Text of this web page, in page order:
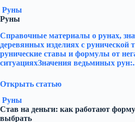
Руны
Руны
Справочные материалы о рунах,
деревянных изделиях с
рунические ставы и формулы от
ситуацияхЗначения ведьминых
Открыть статью
Руны
Став на деньги: как работают
выбрать